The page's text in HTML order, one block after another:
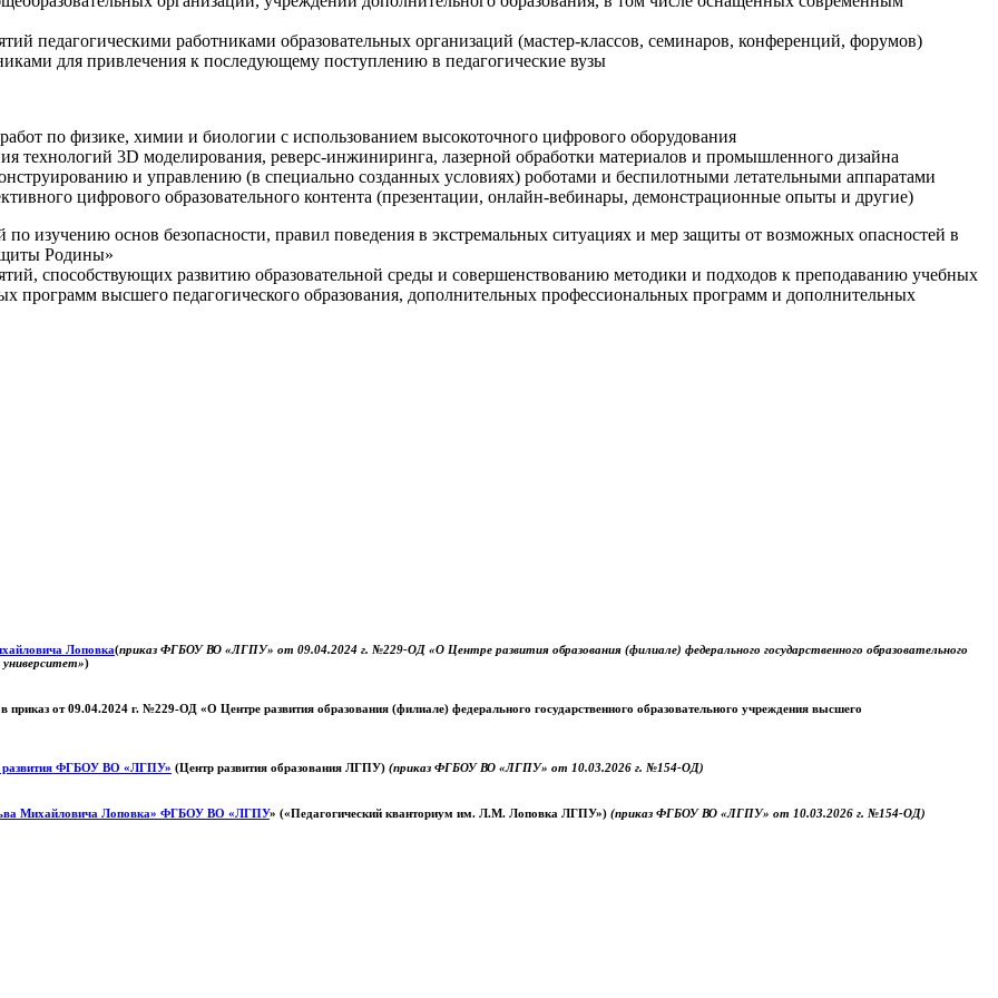
педагогическими работниками образовательных организаций (мастер-классов, семинаров, конференций, форумов)
для привлечения к последующему поступлению в педагогические вузы
по физике, химии и биологии с использованием высокоточного цифрового оборудования
технологий 3D моделирования, реверс-инжиниринга, лазерной обработки материалов и промышленного дизайна
и управлению (в специально созданных условиях) роботами и беспилотными летательными аппаратами
цифрового образовательного контента (презентации, онлайн-вебинары, демонстрационные опыты и другие)
изучению основ безопасности, правил поведения в экстремальных ситуациях и мер защиты от возможных опасностей в
Родины»
способствующих развитию образовательной среды и совершенствованию методики и подходов к преподаванию учебных
программ высшего педагогического образования, дополнительных профессиональных программ и дополнительных
Лоповка(приказ ФГБОУ ВО «ЛГПУ» от 09.04.2024 г. №229-ОД «О Центре развития образования (филиале) федерального государственного образовательного
университет»)
приказ от 09.04.2024 г. №229-ОД «О Центре развития образования (филиале) федерального государственного образовательного учреждения высшего
развития ФГБОУ ВО «ЛГПУ» (Центр развития образования ЛГПУ) (приказ ФГБОУ ВО «ЛГПУ» от 10.03.2026 г. №154-ОД)
Михайловича Лоповка» ФГБОУ ВО «ЛГПУ» («Педагогический кванториум им. Л.М. Лоповка ЛГПУ») (приказ ФГБОУ ВО «ЛГПУ» от 10.03.2026 г. №154-ОД)